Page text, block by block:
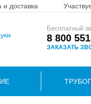
и доставка
Бесплатный
8 800
ЗАКАЗАТЬ